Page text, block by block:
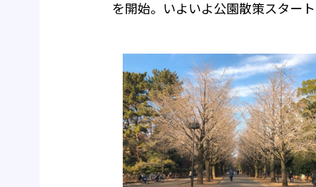
を開始。いよいよ公園散策スター